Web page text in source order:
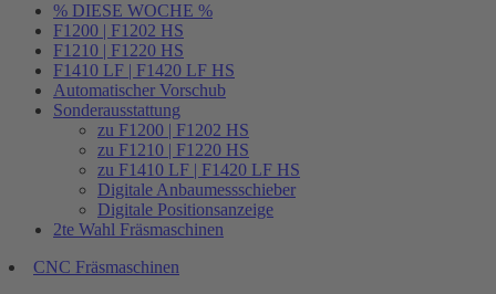
% DIESE WOCHE %
F1200 | F1202 HS
F1210 | F1220 HS
F1410 LF | F1420 LF HS
Automatischer Vorschub
Sonderausstattung
zu F1200 | F1202 HS
zu F1210 | F1220 HS
zu F1410 LF | F1420 LF HS
Digitale Anbaumessschieber
Digitale Positionsanzeige
2te Wahl Fräsmaschinen
CNC Fräsmaschinen